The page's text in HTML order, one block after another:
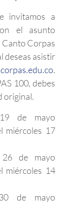
invitamos a
el asunto
Corpas
deseas asistir
.
100, debes
original.
de mayo
miércoles 17
de mayo
miércoles 14
de mayo